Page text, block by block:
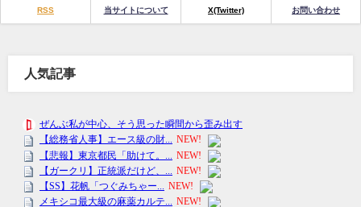
RSS 当サイトについて X(Twitter) お問い合わせ
人気記事